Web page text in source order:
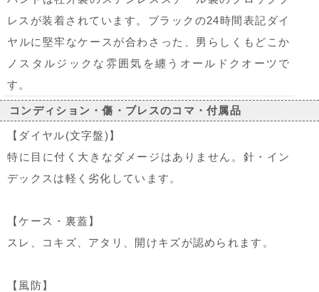
レスが装着されています。ブラックの24時間表記ダイ
ヤルに堅牢なケースが合わさった、男らしくもどこか
ノスタルジックな雰囲気を纏うオールドクオーツで
す。
コンディション・傷・ブレスのコマ・付属品
【ダイヤル(文字盤)】
特に目に付く大きなダメージはありません。針・イン
デックスは軽く劣化しています。
【ケース・裏蓋】
スレ、コキズ、アタリ、開けキズが認められます。
【風防】